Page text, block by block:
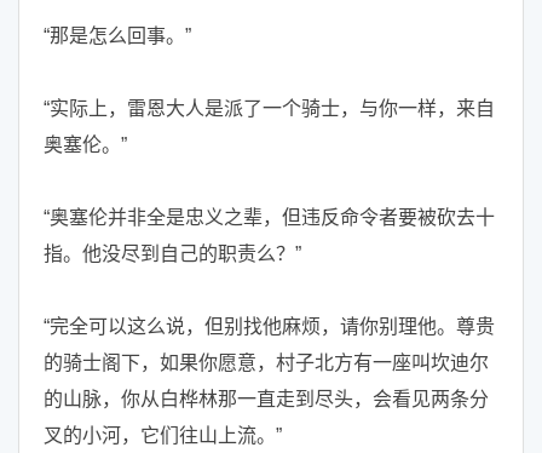
“那是怎么回事。”
“实际上，雷恩大人是派了一个骑士，与你一样，来自
奥塞伦。”
“奥塞伦并非全是忠义之辈，但违反命令者要被砍去十
指。他没尽到自己的职责么？”
“完全可以这么说，但别找他麻烦，请你别理他。尊贵
的骑士阁下，如果你愿意，村子北方有一座叫坎迪尔
的山脉，你从白桦林那一直走到尽头，会看见两条分
叉的小河，它们往山上流。”